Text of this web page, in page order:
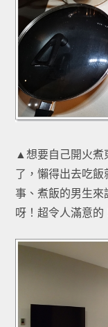
▲想要自己開火煮
了，懶得出去吃
事、煮飯的男生來
呀！超令人滿意